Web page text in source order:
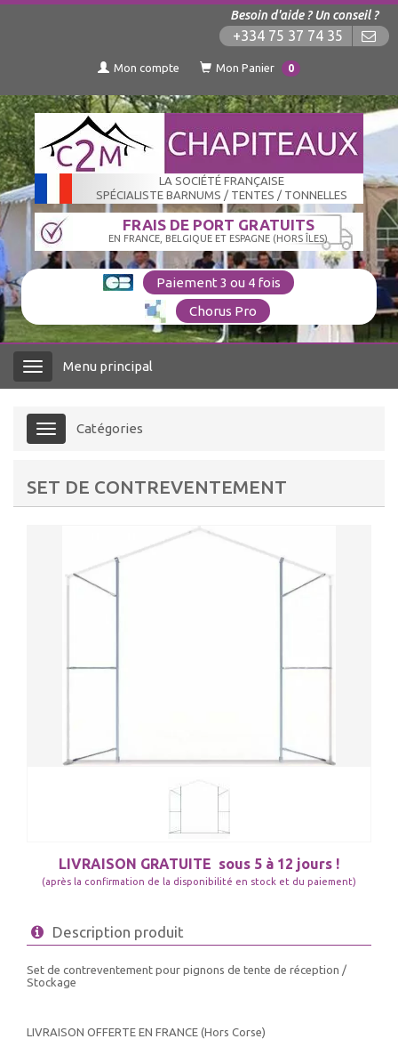
Besoin d'aide ? Un conseil ?
+334 75 37 74 35
Mon compte Mon Panier 0
LA SOCIÉTÉ FRANÇAISE
SPÉCIALISTE BARNUMS / TENTES / TONNELLES
FRAIS DE PORT GRATUITS
EN FRANCE, BELGIQUE ET ESPAGNE (HORS ÎLES)
Paiement 3 ou 4 fois
Chorus Pro
Menu Menu principal
Menu Catégories
SET DE CONTREVENTEMENT
LIVRAISON GRATUITE sous 5 à 12 jours !
(après la confirmation de la disponibilité en stock et du paiement)
Description produit
Set de contreventement pour pignons de tente de réception /
Stockage
LIVRAISON OFFERTE EN FRANCE (Hors Corse)